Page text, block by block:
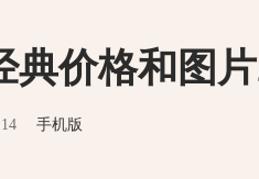
价格和图片
手机版